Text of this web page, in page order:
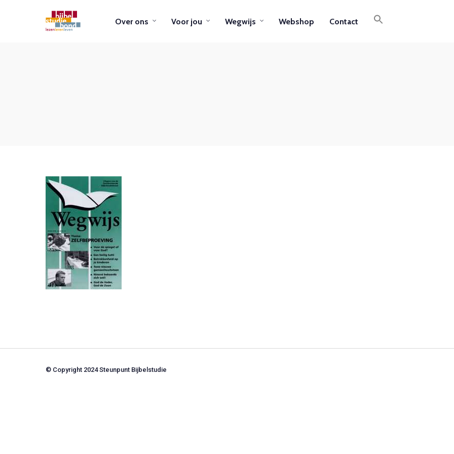
Over ons Voor jou Wegwijs Webshop Contact
© Copyright 2024 Steunpunt Bijbelstudie